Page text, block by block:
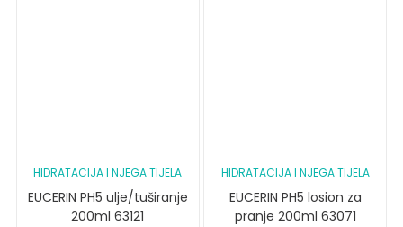
HIDRATACIJA I NJEGA TIJELA
EUCERIN PH5 ulje/tuširanje
200ml 63121
HIDRATACIJA I NJEGA TIJELA
EUCERIN PH5 losion za
pranje 200ml 63071